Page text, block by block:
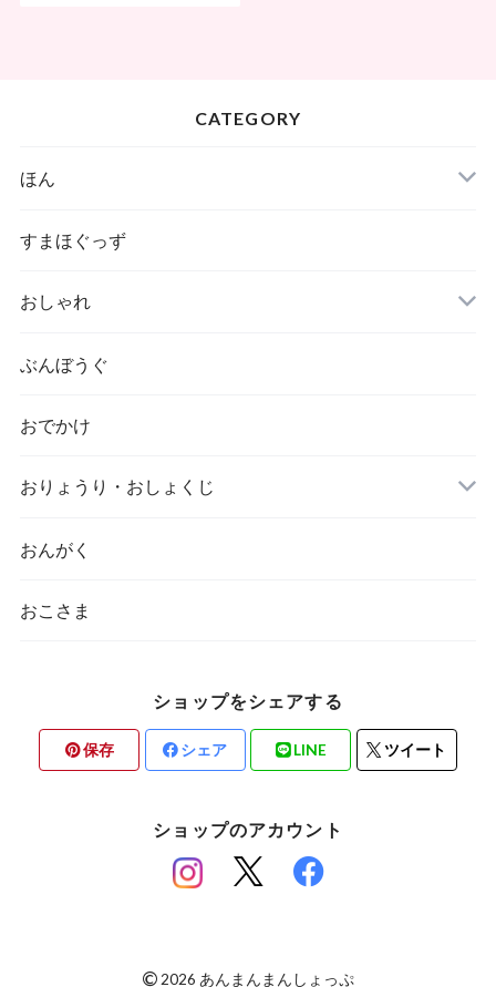
CATEGORY
ほん
すまほぐっず
おしゃれ
ぶんぼうぐ
おでかけ
おりょうり・おしょくじ
おんがく
おこさま
ショップをシェアする
保存 シェア LINE ツイート
ショップのアカウント
©2026 あんまんまんしょっぷ